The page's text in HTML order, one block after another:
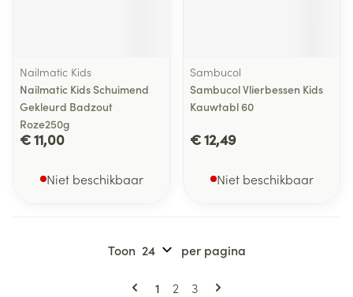
Nailmatic Kids
Nailmatic Kids Schuimend
Gekleurd Badzout
Roze250g
€ 11,00
Niet beschikbaar
Sambucol
Sambucol Vlierbessen Kids
Kauwtabl 60
€ 12,49
Niet beschikbaar
Pagina's
U lees momenteel pagina
1 Pagina
2 Pagina
3
Toon per pagina